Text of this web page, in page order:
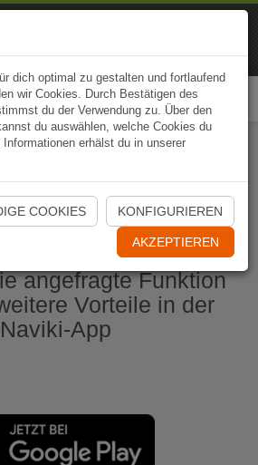
App jetzt öffnen
angefragte Funktion
Vorteile in der
Naviki-App
dich optimal zu gestalten und fortlaufend
wir Cookies. Durch Bestätigen des
du der Verwendung zu. Über den
du auswählen, welche Cookies du
erhälst du in unserer
COOKIES KONFIGURIEREN
AKZEPTIEREN